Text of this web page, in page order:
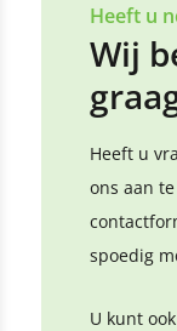
Heeft u
Wij
Heeft u
ons aan
spoedig
U kunt